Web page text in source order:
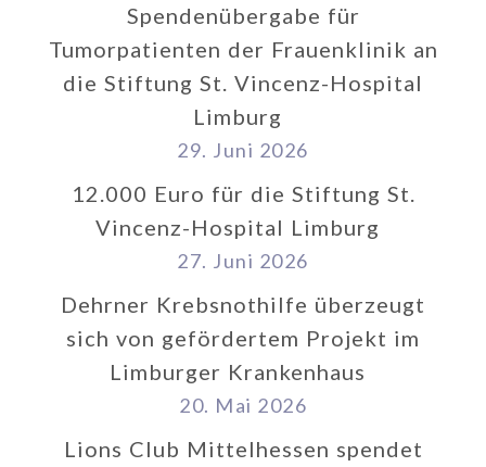
Spendenübergabe für
Tumorpatienten der Frauenklinik an
die Stiftung St. Vincenz-Hospital
Limburg
29. Juni 2026
12.000 Euro für die Stiftung St.
Vincenz-Hospital Limburg
27. Juni 2026
Dehrner Krebsnothilfe überzeugt
sich von gefördertem Projekt im
Limburger Krankenhaus
20. Mai 2026
Lions Club Mittelhessen spendet